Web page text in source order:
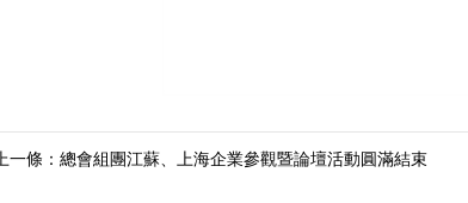
上一條：總會組團江蘇、上海企業參觀暨論壇活動圓滿結束